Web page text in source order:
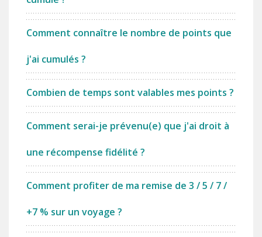
Comment connaître le nombre de points que
j'ai cumulés ?
Combien de temps sont valables mes points ?
Comment serai-je prévenu(e) que j'ai droit à
une récompense fidélité ?
Comment profiter de ma remise de 3 / 5 / 7 /
+7 % sur un voyage ?